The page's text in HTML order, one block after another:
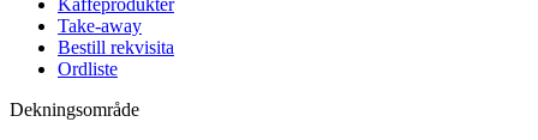
Take-away
Bestill rekvisita
Ordliste
Dekningsområde